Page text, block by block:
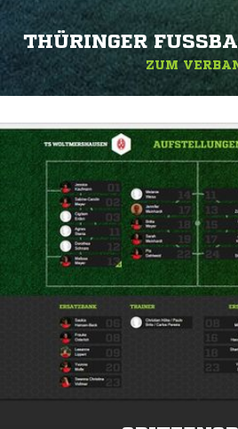
THÜRINGER
ZUM